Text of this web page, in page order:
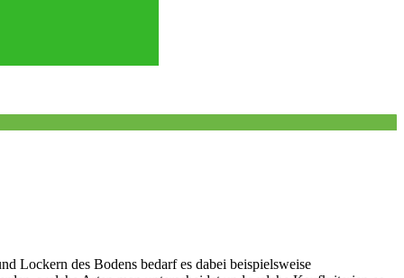
Lockern des Bodens bedarf es dabei beispielsweise